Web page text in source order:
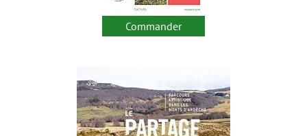
Commander